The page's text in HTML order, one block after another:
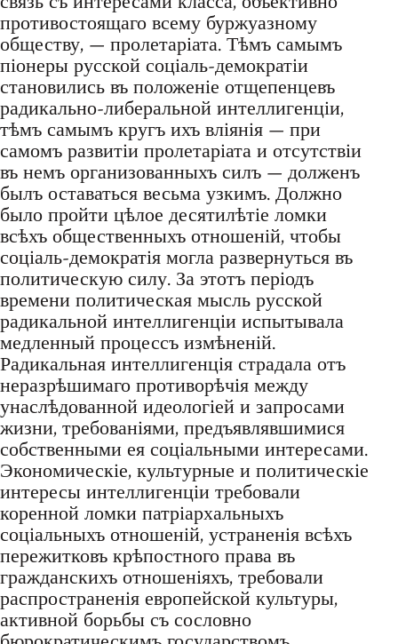
противостоящаго всему буржуазному
обществу, — пролетаріата. Тѣмъ самымъ
піонеры русской соціаль-демократіи
становились въ положеніе отщепенцевъ
радикально-либеральной интеллигенціи,
тѣмъ самымъ кругъ ихъ вліянія — при
самомъ развитіи пролетаріата и отсутствіи
въ немъ организованныхъ силъ — долженъ
былъ оставаться весьма узкимъ. Должно
было пройти цѣлое десятилѣтіе ломки
всѣхъ общественныхъ отношеній, чтобы
соціаль-демократія могла развернуться въ
политическую силу. За этотъ періодъ
времени политическая мысль русской
радикальной интеллигенціи испытывала
медленный процессъ измѣненій.
Радикальная интеллигенція страдала отъ
неразрѣшимаго противорѣчія между
унаслѣдованной идеологіей и запросами
жизни, требованіями, предъявлявшимися
собственными ея соціальными интересами.
Экономическіе, культурные и политическіе
интересы интеллигенціи требовали
коренной ломки патріархальныхъ
соціальныхъ отношеній, устраненія всѣхъ
пережитковъ крѣпостного права въ
гражданскихъ отношеніяхъ, требовали
распространенія европейской культуры,
активной борьбы съ сословно